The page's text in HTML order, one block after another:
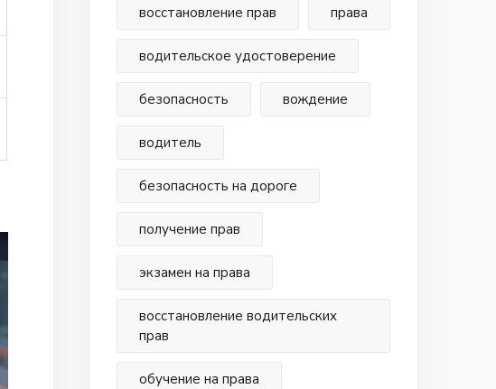
восстановление прав права
водительское удостоверение
безопасность вождение
водитель
безопасность на дороге
получение прав
экзамен на права
восстановление водительских
прав
обучение на права